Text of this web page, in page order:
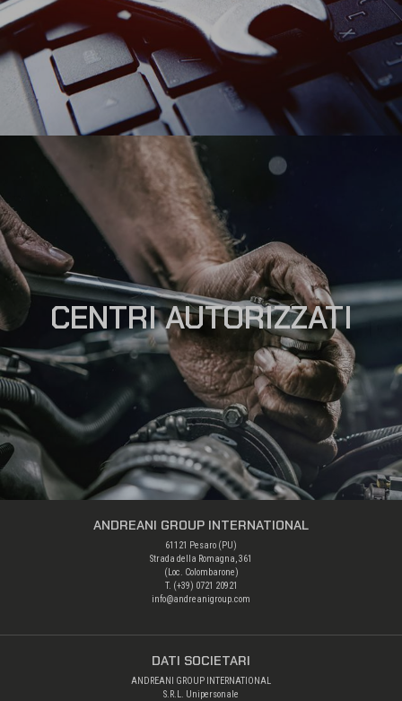
CENTRI AUTORIZZATI
ANDREANI GROUP INTERNATIONAL
61121 Pesaro (PU)
Strada della Romagna, 361
(Loc. Colombarone)
T. (+39) 0721 20921
info@andreanigroup.com
DATI SOCIETARI
ANDREANI GROUP INTERNATIONAL
S.R.L. Unipersonale